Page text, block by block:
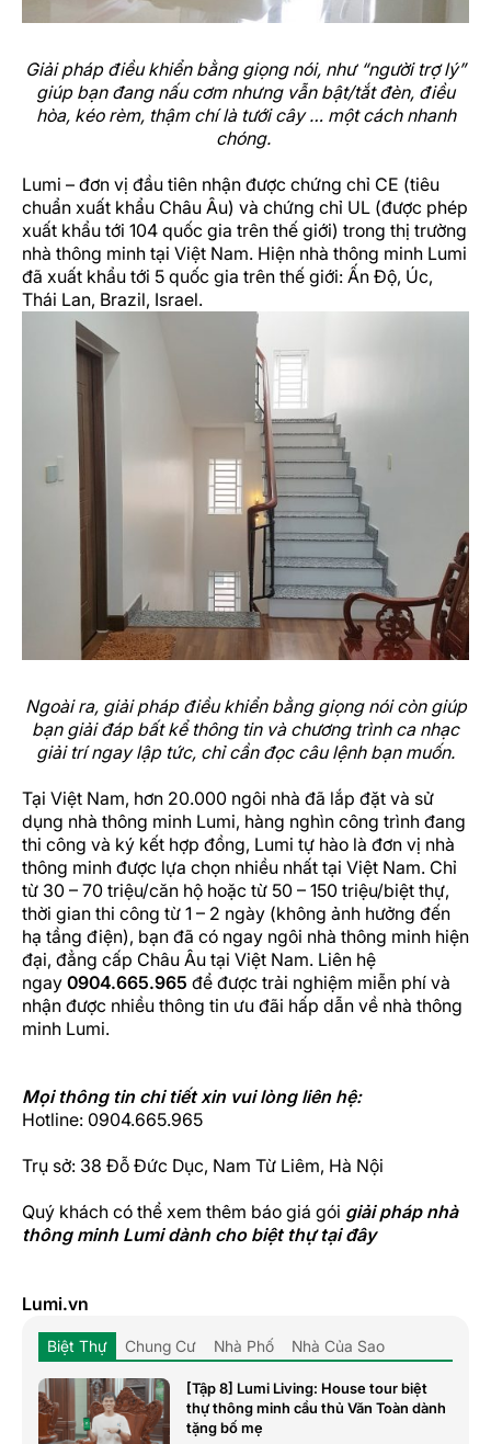
Giải pháp điều khiển bằng giọng nói, như “người trợ lý”
giúp bạn đang nấu cơm nhưng vẫn bật/tắt đèn, điều
hòa, kéo rèm, thậm chí là tưới cây … một cách nhanh
chóng.
Lumi – đơn vị đầu tiên nhận được chứng chỉ CE (tiêu
chuẩn xuất khẩu Châu Âu) và chứng chỉ UL (được phép
xuất khẩu tới 104 quốc gia trên thế giới) trong thị trường
nhà thông minh tại Việt Nam. Hiện nhà thông minh Lumi
đã xuất khẩu tới 5 quốc gia trên thế giới: Ấn Độ, Úc,
Thái Lan, Brazil, Israel.
Ngoài ra, giải pháp điều khiển bằng giọng nói còn giúp
bạn giải đáp bất kể thông tin và chương trình ca nhạc
giải trí ngay lập tức, chỉ cần đọc câu lệnh bạn muốn.
Tại Việt Nam, hơn 20.000 ngôi nhà đã lắp đặt và sử
dụng nhà thông minh Lumi, hàng nghìn công trình đang
thi công và ký kết hợp đồng, Lumi tự hào là đơn vị nhà
thông minh được lựa chọn nhiều nhất tại Việt Nam. Chỉ
từ 30 – 70 triệu/căn hộ hoặc từ 50 – 150 triệu/biệt thự,
thời gian thi công từ 1 – 2 ngày (không ảnh hưởng đến
hạ tầng điện), bạn đã có ngay ngôi nhà thông minh hiện
đại, đẳng cấp Châu Âu tại Việt Nam. Liên hệ
ngay 0904.665.965 để được trải nghiệm miễn phí và
nhận được nhiều thông tin ưu đãi hấp dẫn về nhà thông
minh Lumi.
Mọi thông tin chi tiết xin vui lòng liên hệ:
Hotline: 0904.665.965
Trụ sở: 38 Đỗ Đức Dục, Nam Từ Liêm, Hà Nội
Quý khách có thể xem thêm báo giá gói giải pháp nhà
thông minh Lumi dành cho biệt thự tại đây
Lumi.vn
Biệt Thự Chung Cư Nhà Phố Nhà Của Sao
[Tập 8] Lumi Living: House tour biệt
thự thông minh cầu thủ Văn Toàn dành
tặng bố mẹ